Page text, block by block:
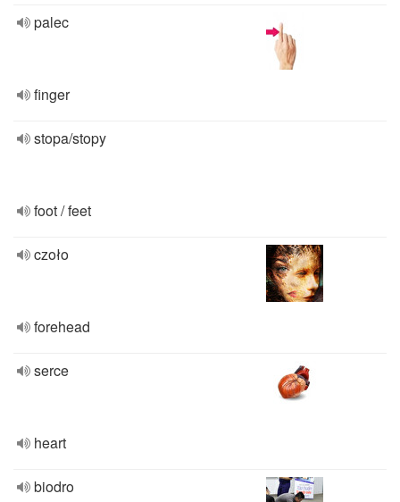
palec
finger
stopa/stopy
foot / feet
czoło
forehead
serce
heart
biodro